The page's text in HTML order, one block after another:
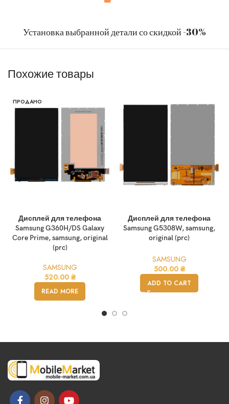
Установка выбранной детали со скидкой -30%
Похожие товары
ПРОДАНО
Дисплей для телефона
Samsung G360H/DS Galaxy
Core Prime, samsung, original
(prc)
SAMSUNG
520.00 ₴
READ MORE
Дисплей для телефона
Samsung G5308W, samsung,
original (prc)
SAMSUNG
500.00 ₴
ADD TO CART